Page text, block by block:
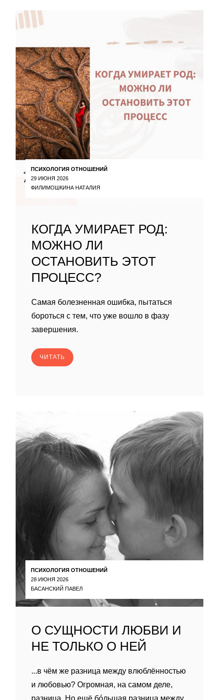
ПСИХОЛОГИЯ ОТНОШЕНИЙ
29 ИЮНЯ 2026
ФИЛИМОШКИНА НАТАЛИЯ
КОГДА УМИРАЕТ РОД:
МОЖНО ЛИ
ОСТАНОВИТЬ ЭТОТ
ПРОЦЕСС?
Самая болезненная ошибка, пытаться
бороться с тем, что уже вошло в фазу
завершения.
ЧИТАТЬ
ПСИХОЛОГИЯ ОТНОШЕНИЙ
28 ИЮНЯ 2026
БАСАНСКИЙ ПАВЕЛ
О СУЩНОСТИ ЛЮБВИ И
НЕ ТОЛЬКО О НЕЙ
...в чём же разница между влюблённостью
и любовью? Огромная, на самом деле,
разница. Но ещё бóльшая разница между